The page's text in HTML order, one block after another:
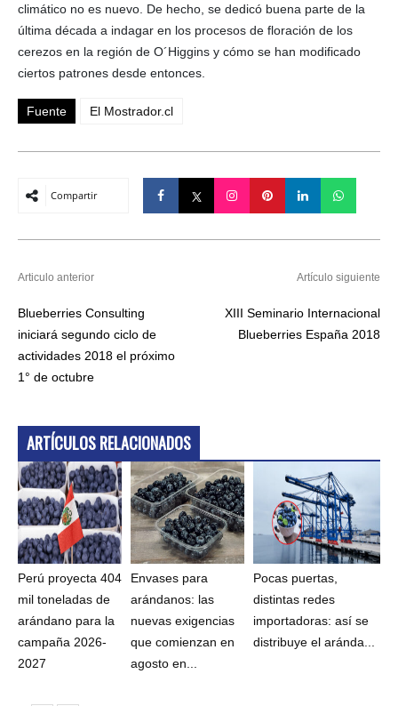
climático no es nuevo. De hecho, se dedicó buena parte de la
última década a indagar en los procesos de floración de los
cerezos en la región de O´Higgins y cómo se han modificado
ciertos patrones desde entonces.
Fuente El Mostrador.cl
Compartir
Articulo anterior
Blueberries Consulting
iniciará segundo ciclo de
actividades 2018 el próximo
1° de octubre
Artículo siguiente
XIII Seminario Internacional
Blueberries España 2018
ARTÍCULOS RELACIONADOS
Perú proyecta 404
mil toneladas de
arándano para la
campaña 2026-
2027
Envases para
arándanos: las
nuevas exigencias
que comienzan en
agosto en...
Pocas puertas,
distintas redes
importadoras: así se
distribuye el aránda...